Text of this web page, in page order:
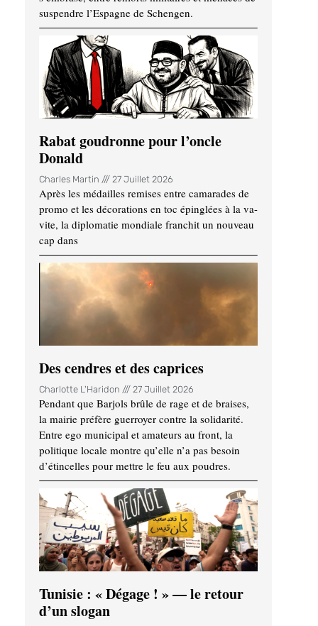
suspendre l’Espagne de Schengen.
Rabat goudronne pour l’oncle
Donald
Charles Martin 27 Juillet 2026
Après les médailles remises entre camarades de
promo et les décorations en toc épinglées à la va-
vite, la diplomatie mondiale franchit un nouveau
cap dans
Des cendres et des caprices
Charlotte L'Haridon 27 Juillet 2026
Pendant que Barjols brûle de rage et de braises,
la mairie préfère guerroyer contre la solidarité.
Entre ego municipal et amateurs au front, la
politique locale montre qu’elle n’a pas besoin
d’étincelles pour mettre le feu aux poudres.
Tunisie : « Dégage ! » — le retour
d’un slogan